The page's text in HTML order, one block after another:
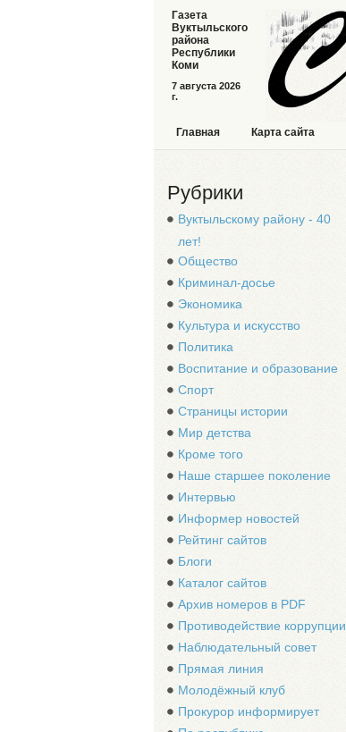
7 августа 2026
г.
Газета
Вуктыльского
района
Республики
Коми
Главная Карта сайта
Рубрики
Вуктыльскому району - 40
лет!
Общество
Криминал-досье
Экономика
Культура и искусство
Политика
Воспитание и образование
Спорт
Страницы истории
Мир детства
Кроме того
Наше старшее поколение
Интервью
Информер новостей
Рейтинг сайтов
Блоги
Каталог сайтов
Архив номеров в PDF
Противодействие коррупции
Наблюдательный совет
Прямая линия
Молодёжный клуб
Прокурор информирует